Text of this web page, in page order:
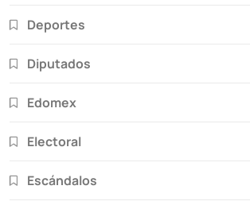
Deportes
Diputados
Edomex
Electoral
Escándalos